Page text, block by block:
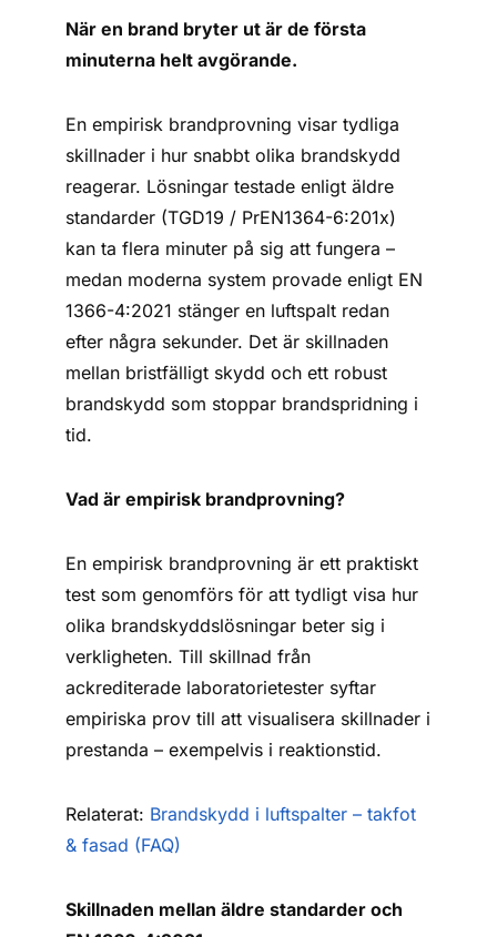
När en brand bryter ut är de första
minuterna helt avgörande.
En empirisk brandprovning visar tydliga
skillnader i hur snabbt olika brandskydd
reagerar. Lösningar testade enligt äldre
standarder (TGD19 / PrEN1364-6:201x)
kan ta flera minuter på sig att fungera –
medan moderna system provade enligt EN
1366-4:2021 stänger en luftspalt redan
efter några sekunder. Det är skillnaden
mellan bristfälligt skydd och ett robust
brandskydd som stoppar brandspridning i
tid.
Vad är empirisk brandprovning?
En empirisk brandprovning är ett praktiskt
test som genomförs för att tydligt visa hur
olika brandskyddslösningar beter sig i
verkligheten. Till skillnad från
ackrediterade laboratorietester syftar
empiriska prov till att visualisera skillnader i
prestanda – exempelvis i reaktionstid.
Relaterat: Brandskydd i luftspalter – takfot
& fasad (FAQ)
Skillnaden mellan äldre standarder och